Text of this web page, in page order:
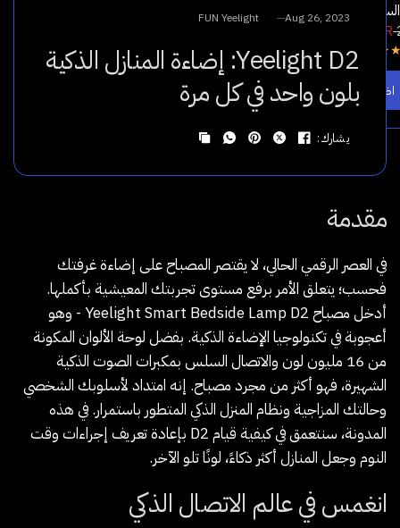
Aug 26, 2023
FUN Yeelight
Yeelight D2: إضاءة المنازل الذكية
بلون واحد في كل مرة
يشارك:
مقدمة
في العصر الرقمي الحالي، لا يقتصر المصباح على إضاءة غرفتك
فحسب؛ يتعلق الأمر برفع مستوى تجربتك المعيشية بأكملها.
أدخل مصباح Yeelight Smart Bedside Lamp D2 - وهو
أعجوبة في تكنولوجيا الإضاءة الذكية. بفضل لوحة الألوان المكونة
من 16 مليون لون والاتصال السلس بمكبرات الصوت الذكية
الشهيرة، فهو أكثر من مجرد مصباح. إنه امتداد لأسلوبك الشخصي
وحالتك المزاجية ونظام المنزل الذكي المتطور باستمرار. في هذه
المدونة، سنتعمق في كيفية قيام D2 بإعادة تعريف إجراءات وقت
النوم وجعل المنازل أكثر ذكاءً، لونًا تلو الآخر.
انغمس في عالم الاتصال الذكي
لايت عبر التطبيق
175.00
5.0
إلى السلة